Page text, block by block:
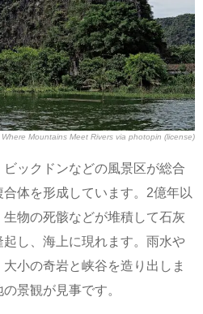
Where Mountains Meet Rivers via photopin (license)
ックドンなどの風景区が総合
体を形成しています。2億年以
生物の死骸などが堆積して石灰
し、海上に現れます。雨水や
小の奇岩と峡谷を造り出しま
景観が見事です。